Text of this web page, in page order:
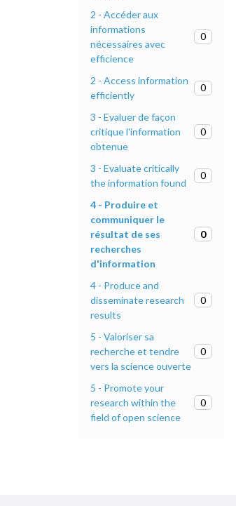
2 - Accéder aux
informations
nécessaires avec
efficience
0
2 - Access information
efficiently
0
3 - Evaluer de façon
critique l'information
obtenue
0
3 - Evaluate critically
the information found
0
4 - Produire et
communiquer le
résultat de ses
recherches
d'information
0
4 - Produce and
disseminate research
results
0
5 - Valoriser sa
recherche et tendre
vers la science ouverte
0
5 - Promote your
research within the
field of open science
0